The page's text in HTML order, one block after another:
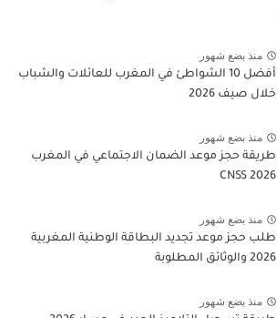
منذ بضع شهور
أفضل 10 الشواطئ في المغرب للعائلات والشباب
خلال صيف 2026
منذ بضع شهور
طريقة حجز موعد الضمان الاجتماعي في المغرب
CNSS 2026
منذ بضع شهور
طلب حجز موعد تجديد البطاقة الوطنية المغربية
2026 والوثائق المطلوبة
منذ بضع شهور